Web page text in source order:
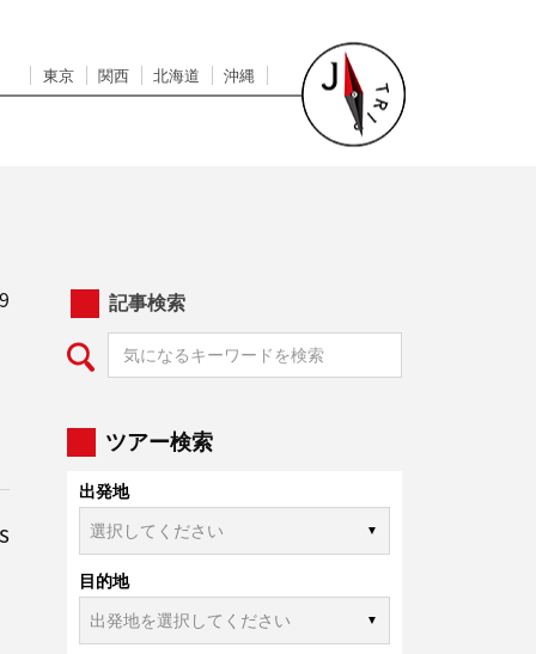
東京 関西 北海道 沖縄
記事検索
ツアー検索
出発地
目的地